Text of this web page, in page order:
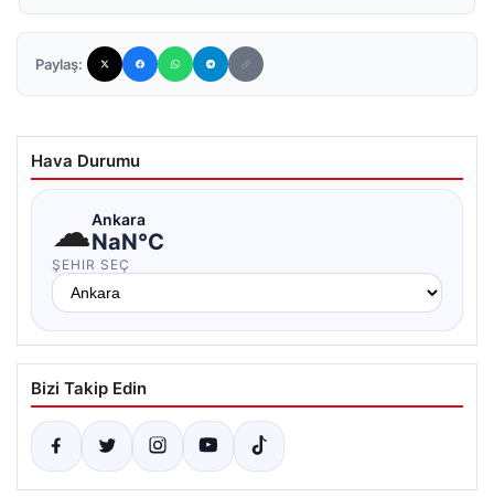
Paylaş:
Hava Durumu
☁Ankara
NaN°C
ŞEHIR SEÇ
Bizi Takip Edin